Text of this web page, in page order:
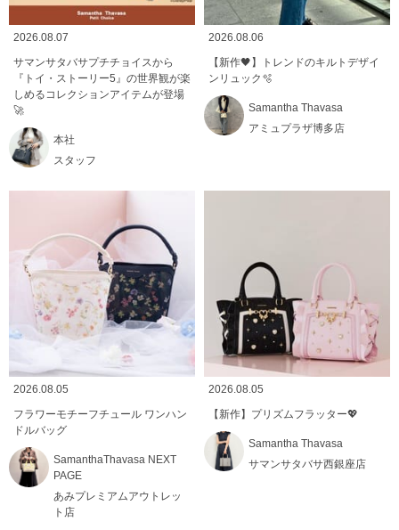
2026.08.07
サマンサタバサプチチョイスから
『トイ・ストーリー5』の世界観が楽
しめるコレクションアイテムが登場
🚀
本社
スタッフ
2026.08.06
【新作🖤】トレンドのキルトデザイ
ンリュック🫧
Samantha Thavasa
アミュプラザ博多店
2026.08.05
フラワーモチーフチュール ワンハン
ドルバッグ
SamanthaThavasa NEXT
PAGE
あみプレミアムアウトレッ
ト店
2026.08.05
【新作】プリズムフラッター💖
Samantha Thavasa
サマンサタバサ西銀座店